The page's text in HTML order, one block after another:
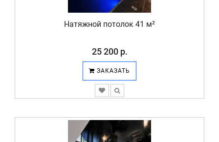
Натяжной потолок 41 м²
25 200 р.
ЗАКАЗАТЬ